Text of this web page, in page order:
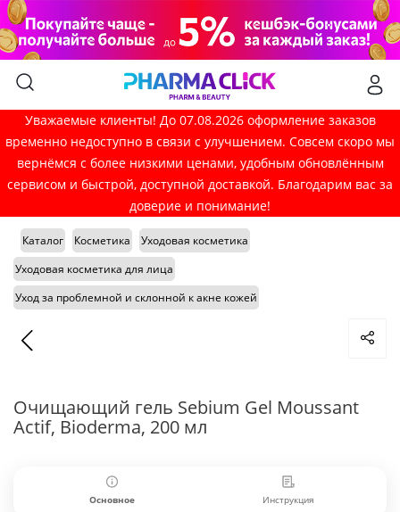
Уважаемые клиенты! До 07.08.2026 оформление заказов
временно недоступно в связи с улучшением. Совсем скоро мы
вернёмся с более низкими ценами, удобным обновлённым
сервисом и быстрой, доступной доставкой. Благодарим вас за
доверие и понимание!
Каталог Косметика
Уходовая косметика
Уходовая косметика для лица
Уход за проблемной и склонной к акне кожей
Очищающий гель Sebium Gel Moussant
Actif, Bioderma, 200 мл
Основное Инструкция